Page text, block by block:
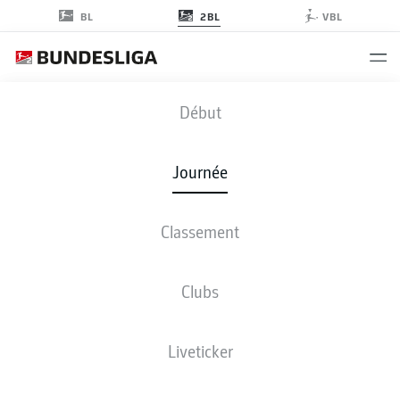
BL 2BL VBL
Début
Journée
Classement
Clubs
Liveticker
H96 - BOC
COMPOSITIONS STATISTIQUES